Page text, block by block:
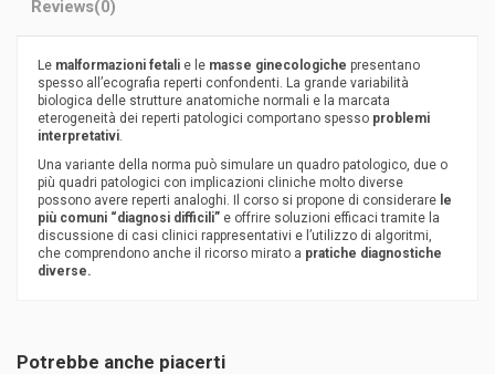
Reviews(0)
Le malformazioni fetali e le masse ginecologiche presentano
spesso all’ecografia reperti confondenti. La grande variabilità
biologica delle strutture anatomiche normali e la marcata
eterogeneità dei reperti patologici comportano spesso problemi
interpretativi.
Una variante della norma può simulare un quadro patologico, due o
più quadri patologici con implicazioni cliniche molto diverse
possono avere reperti analoghi. Il corso si propone di considerare le
più comuni “diagnosi difficili” e offrire soluzioni efficaci tramite la
discussione di casi clinici rappresentativi e l’utilizzo di algoritmi,
che comprendono anche il ricorso mirato a pratiche diagnostiche
diverse.
Potrebbe anche piacerti